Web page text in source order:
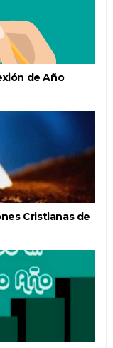
de Año
Cristianas de